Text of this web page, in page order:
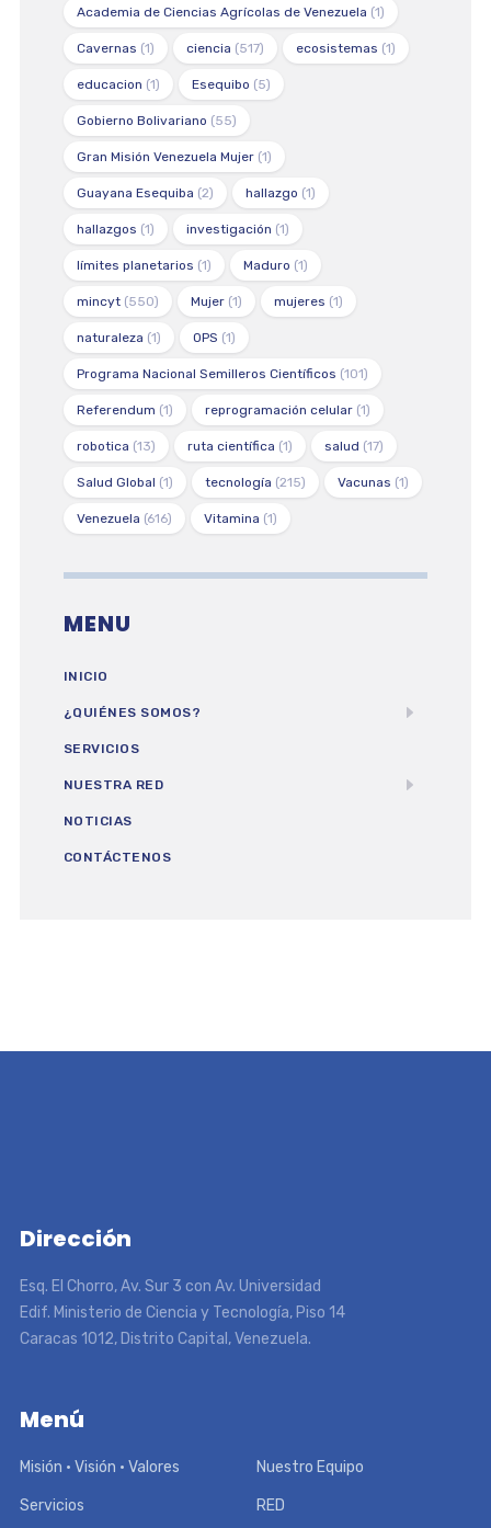
Academia de Ciencias Agrícolas de Venezuela (1)
Cavernas (1) ciencia (517) ecosistemas (1)
educacion (1) Esequibo (5)
Gobierno Bolivariano (55)
Gran Misión Venezuela Mujer(1)
Guayana Esequiba (2) hallazgo (1)
hallazgos (1) investigación (1)
límites planetarios (1) Maduro (1)
mincyt(550) Mujer(1) mujeres (1)
naturaleza (1) OPS (1)
Programa Nacional Semilleros Científicos (101)
Referendum (1) reprogramación celular(1)
robotica (13) ruta científica (1) salud (17)
Salud Global (1) tecnología (215) Vacunas (1)
Venezuela (616) Vitamina (1)
MENU
INICIO
¿QUIÉNES SOMOS?
SERVICIOS
NUESTRA RED
NOTICIAS
CONTÁCTENOS
Dirección
Esq. El Chorro, Av. Sur 3 con Av. Universidad
Edif. Ministerio de Ciencia y Tecnología, Piso 14
Caracas 1012, Distrito Capital, Venezuela.
Menú
Misión • Visión • Valores Nuestro Equipo
Servicios RED